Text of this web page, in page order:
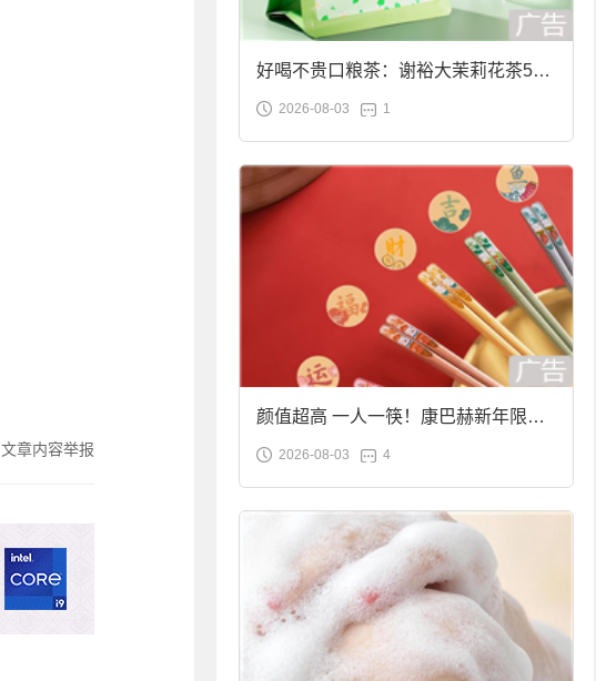
文章内容举报
好喝不贵口粮茶：谢裕大茉莉花茶50g
袋装9.9元到手
2026-08-03 1
颜值超高 一人一筷！康巴赫新年限定
合金筷子大促：19.9元
2026-08-03 4